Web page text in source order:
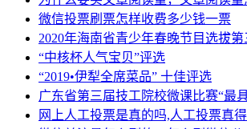
微信投票刷票怎样收费多少钱一票
2020年海南省青少年春晚节目选拔第
“中核杯人气宝贝”评选
“2019•伊犁全席菜品” 十佳评选
广东省第三届技工院校微课比赛“最
网上人工投票是真的吗,人工投票真